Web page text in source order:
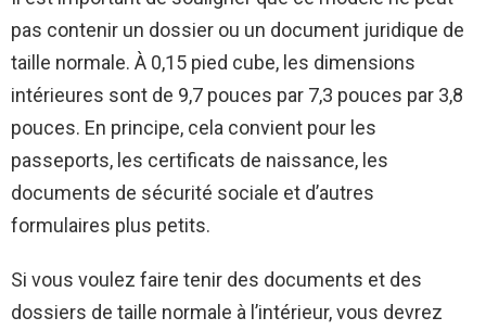
pas contenir un dossier ou un document juridique de
taille normale. À 0,15 pied cube, les dimensions
intérieures sont de 9,7 pouces par 7,3 pouces par 3,8
pouces. En principe, cela convient pour les
passeports, les certificats de naissance, les
documents de sécurité sociale et d’autres
formulaires plus petits.
Si vous voulez faire tenir des documents et des
dossiers de taille normale à l’intérieur, vous devrez